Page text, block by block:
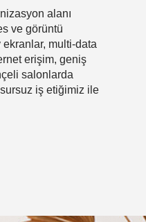
alanı
ve görüntü
multi-data
erişim, geniş
salonlarda
iş etiğimiz ile